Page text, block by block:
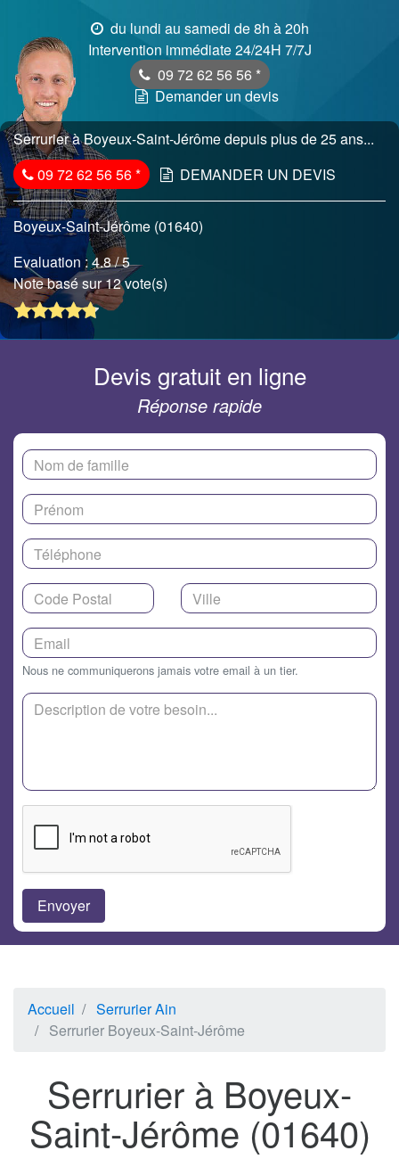
du lundi au samedi de 8h à 20h
Intervention immédiate 24/24H 7/7J
09 72 62 56 56 *
Demander un devis
Serrurier à Boyeux-Saint-Jérôme depuis plus de 25 ans...
09 72 62 56 56* DEMANDER UN DEVIS
Boyeux-Saint-Jérôme (01640)
Evaluation :4.8/ 5
Note basé sur 12 vote(s)
Devis gratuit en ligne
Réponse rapide
Nous ne communiquerons jamais votre email à un tier.
Accueil
Serrurier Ain
Serrurier Boyeux-Saint-Jérôme
Serrurier à Boyeux-
Saint-Jérôme (01640)